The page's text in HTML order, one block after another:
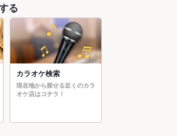
る
カラオケ検索
現在地から探せる近くのカラ
オケ店はコチラ！